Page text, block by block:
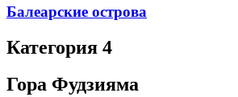
Балеарские острова
Категория 4
Гора Фудзияма